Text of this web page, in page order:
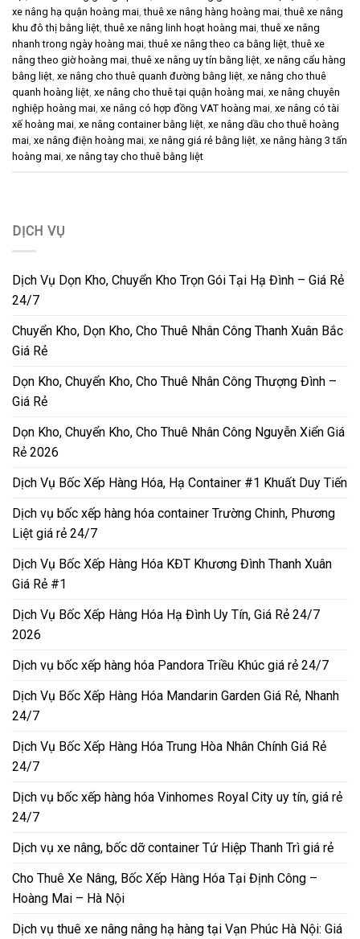
xe nâng hạ quận hoàng mai,thuê xe nâng hàng hoàng mai,thuê xe nâng
khu đô thị bằng liệt,thuê xe nâng linh hoạt hoàng mai,thuê xe nâng
nhanh trong ngày hoàng mai,thuê xe nâng theo ca bằng liệt,thuê xe
nâng theo giờ hoàng mai,thuê xe nâng uy tín bằng liệt, xe nâng cẩu hàng
bằng liệt, xe nâng cho thuê quanh đường bằng liệt, xe nâng cho thuê
quanh hoàng liệt, xe nâng cho thuê tại quận hoàng mai, xe nâng chuyên
nghiệp hoàng mai, xe nâng có hợp đồng VAT hoàng mai, xe nâng có tài
xế hoàng mai, xe nâng container bằng liệt, xe nâng dầu cho thuê hoàng
mai, xe nâng điện hoàng mai, xe nâng giá rẻ bằng liệt, xe nâng hàng 3 tấn
hoàng mai, xe nâng tay cho thuê bằng liệt
DỊCH VỤ
Dịch Vụ Dọn Kho, Chuyển Kho Trọn Gói Tại Hạ Đình – Giá Rẻ
24/7
Chuyển Kho, Dọn Kho, Cho Thuê Nhân Công Thanh Xuân Bắc
Giá Rẻ
Dọn Kho, Chuyển Kho, Cho Thuê Nhân Công Thượng Đình –
Giá Rẻ
Dọn Kho, Chuyển Kho, Cho Thuê Nhân Công Nguyễn Xiển Giá
Rẻ 2026
Dịch Vụ Bốc Xếp Hàng Hóa, Hạ Container #1 Khuất Duy Tiến
Dịch vụ bốc xếp hàng hóa container Trường Chinh, Phương
Liệt giá rẻ 24/7
Dịch Vụ Bốc Xếp Hàng Hóa KĐT Khương Đình Thanh Xuân
Giá Rẻ #1
Dịch Vụ Bốc Xếp Hàng Hóa Hạ Đình Uy Tín, Giá Rẻ 24/7
2026
Dịch vụ bốc xếp hàng hóa Pandora Triều Khúc giá rẻ 24/7
Dịch Vụ Bốc Xếp Hàng Hóa Mandarin Garden Giá Rẻ, Nhanh
24/7
Dịch Vụ Bốc Xếp Hàng Hóa Trung Hòa Nhân Chính Giá Rẻ
24/7
Dịch vụ bốc xếp hàng hóa Vinhomes Royal City uy tín, giá rẻ
24/7
Dịch vụ xe nâng, bốc dỡ container Tứ Hiệp Thanh Trì giá rẻ
Cho Thuê Xe Nâng, Bốc Xếp Hàng Hóa Tại Định Công –
Hoàng Mai – Hà Nội
Dịch vụ thuê xe nâng nâng hạ hàng tại Vạn Phúc Hà Nội: Giá